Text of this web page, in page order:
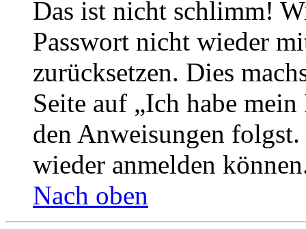
Das ist nicht schlimm!
Passwort nicht wieder
zurücksetzen. Dies
Seite auf „Ich habe
den Anweisungen
wieder anmelden
Nach oben